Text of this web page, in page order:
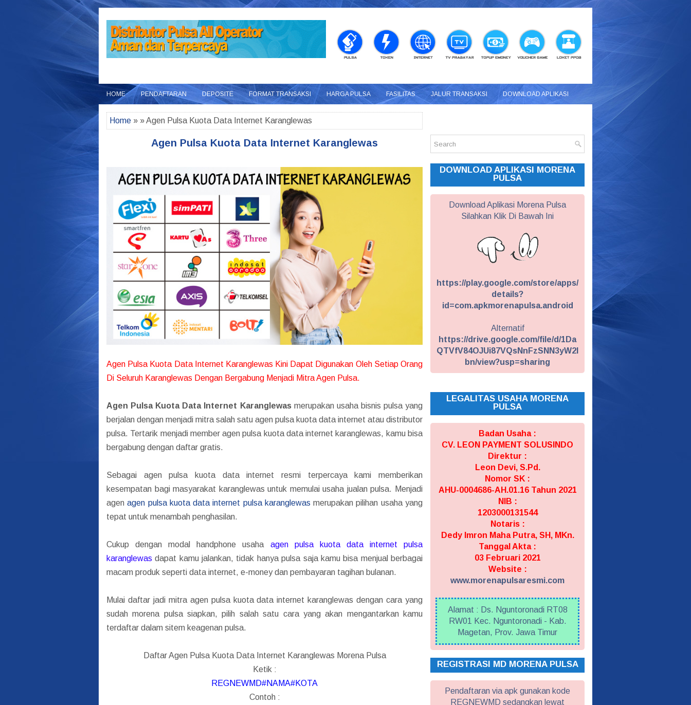
HOME PENDAFTARAN DEPOSITE FORMAT TRANSAKSI HARGA PULSA FASILITAS JALUR TRANSAKSI DOWNLOAD APLIKASI
Home » » Agen Pulsa Kuota Data Internet Karanglewas
Agen Pulsa Kuota Data Internet Karanglewas
Agen Pulsa Kuota Data Internet Karanglewas Kini Dapat Digunakan Oleh Setiap Orang
Di Seluruh Karanglewas Dengan Bergabung Menjadi Mitra Agen Pulsa.
Agen Pulsa Kuota Data Internet Karanglewasmerupakan usaha bisnis pulsa yang
berjalan dengan menjadi mitra salah satu agen pulsa kuota data internet atau distributor
pulsa. Tertarik menjadi member agen pulsa kuota data internet karanglewas, kamu bisa
bergabung dengan daftar gratis.
Sebagai agen pulsa kuota data internet resmi terpercaya kami memberikan
kesempatan bagi masyarakat karanglewas untuk memulai usaha jualan pulsa. Menjadi
agenagen pulsa kuota data internet pulsa karanglewas merupakan pilihan usaha yang
tepat untuk menambah penghasilan.
Cukup dengan modal handphone usaha agen pulsa kuota data internet pulsa
karanglewas dapat kamu jalankan, tidak hanya pulsa saja kamu bisa menjual berbagai
macam produk seperti data internet, e-money dan pembayaran tagihan bulanan.
Mulai daftar jadi mitra agen pulsa kuota data internet karanglewas dengan cara yang
sudah morena pulsa siapkan, pilih salah satu cara yang akan mengantarkan kamu
terdaftar dalam sitem keagenan pulsa.
Daftar Agen Pulsa Kuota Data Internet Karanglewas Morena Pulsa
Ketik :
REGNEWMD#NAMA#KOTA
Contoh :
DOWNLOAD APLIKASI MORENA
PULSA
Download Aplikasi Morena Pulsa
Silahkan Klik Di Bawah Ini
https://play.google.com/store/apps/
details?
id=com.apkmorenapulsa.android
Alternatif
https://drive.google.com/file/d/1Da
QTVfV84OJUi87VQsNnFzSNN3yW2I
bn/view?usp=sharing
LEGALITAS USAHA MORENA
PULSA
Badan Usaha :
CV. LEON PAYMENT SOLUSINDO
Direktur :
Leon Devi, S.Pd.
Nomor SK :
AHU-0004686-AH.01.16 Tahun 2021
NIB :
1203000131544
Notaris :
Dedy Imron Maha Putra, SH, MKn.
Tanggal Akta :
03 Februari 2021
Website :
www.morenapulsaresmi.com
Alamat : Ds. Nguntoronadi RT08
RW01 Kec. Nguntoronadi - Kab.
Magetan, Prov. Jawa Timur
REGISTRASI MD MORENA PULSA
Pendaftaran via apk gunakan kode
REGNEWMD sedangkan lewat